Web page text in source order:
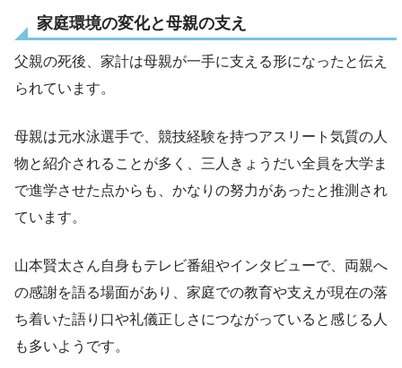
家庭環境の変化と母親の支え
父親の死後、家計は母親が一手に支える形になったと伝え
られています。
母親は元水泳選手で、競技経験を持つアスリート気質の人
物と紹介されることが多く、三人きょうだい全員を大学ま
で進学させた点からも、かなりの努力があったと推測され
ています。
山本賢太さん自身もテレビ番組やインタビューで、両親へ
の感謝を語る場面があり、家庭での教育や支えが現在の落
ち着いた語り口や礼儀正しさにつながっていると感じる人
も多いようです。